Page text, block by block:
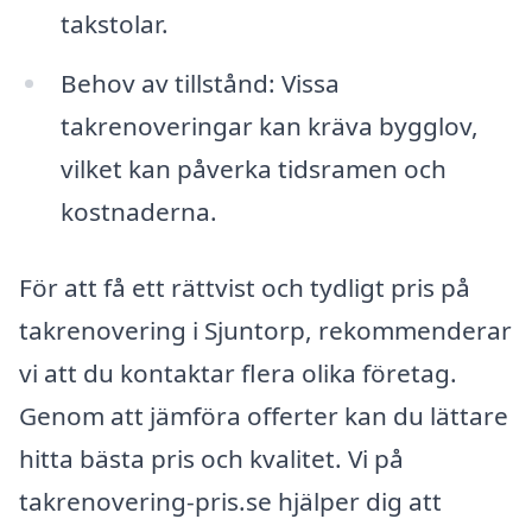
takstolar.
Behov av tillstånd: Vissa
takrenoveringar kan kräva bygglov,
vilket kan påverka tidsramen och
kostnaderna.
För att få ett rättvist och tydligt pris på
takrenovering i Sjuntorp, rekommenderar
vi att du kontaktar flera olika företag.
Genom att jämföra offerter kan du lättare
hitta bästa pris och kvalitet. Vi på
takrenovering-pris.se hjälper dig att